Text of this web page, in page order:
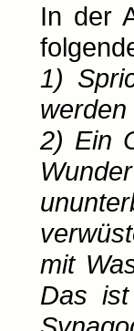
In der
1)
werden
2) Ein
mit
Das